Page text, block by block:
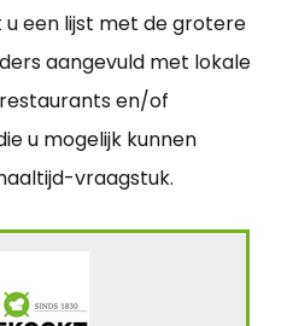
u een lijst met de grotere
aangevuld met lokale
en/of
u mogelijk kunnen
vraagstuk.